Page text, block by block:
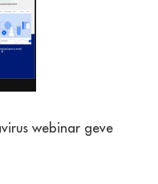
webinar geve